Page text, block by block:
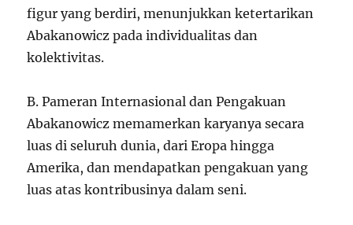
figur yang berdiri, menunjukkan ketertarikan
Abakanowicz pada individualitas dan
kolektivitas.
B. Pameran Internasional dan Pengakuan
Abakanowicz memamerkan karyanya secara
luas di seluruh dunia, dari Eropa hingga
Amerika, dan mendapatkan pengakuan yang
luas atas kontribusinya dalam seni.